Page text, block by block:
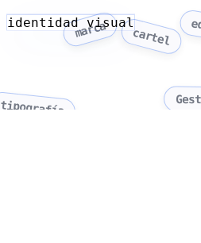
marca cartel
tipografía
identidad visual